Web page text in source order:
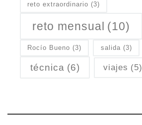
reto extraordinario (3)
reto mensual (10)
Rocío Bueno (3) salida (3)
técnica (6) viajes (5)